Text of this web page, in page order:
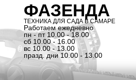
ФАЗЕНДА
ТЕХНИКА ДЛЯ САДА В САМАРЕ
Работаем ежедневно
пн - пт 10.00 - 18.00
сб 10.00 - 16.00
вс 10.00 - 13.00
празд. дни 10.00 - 13.00